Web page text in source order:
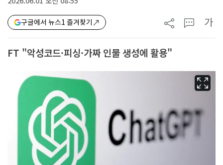
구글에서 뉴스1 즐겨찾기 가
FT "악성코드·피싱·가짜 인물 생성에 활용"